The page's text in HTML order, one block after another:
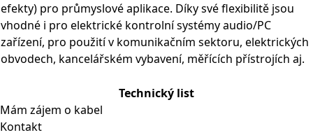
efekty) pro průmyslové aplikace. Díky své flexibilitě jsou
vhodné i pro elektrické kontrolní systémy audio/PC
zařízení, pro použití v komunikačním sektoru, elektrických
obvodech, kancelářském vybavení, měřících přístrojích aj.
Technický list
Mám zájem o kabel
Kontakt